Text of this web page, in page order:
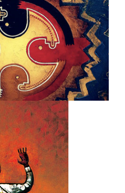
Planeta Paz